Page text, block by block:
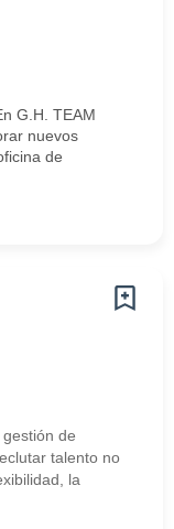
G.H. TEAM
nuevos
de
de
talento no
la